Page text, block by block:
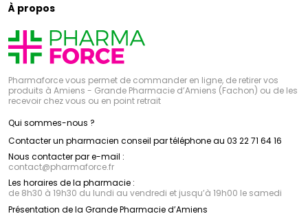
À propos
Pharmaforce vous permet de commander en ligne, de retirer vos
produits à Amiens - Grande Pharmacie d’Amiens (Fachon) ou de les
recevoir chez vous ou en point retrait
Qui sommes-nous ?
Contacter un pharmacien conseil par téléphone au 03 22 71 64 16
Nous contacter par e-mail :
contact@pharmaforce.fr
Les horaires de la pharmacie :
de 8h30 à 19h30 du lundi au vendredi et jusqu’à 19h00 le samedi
Présentation de la Grande Pharmacie d’Amiens